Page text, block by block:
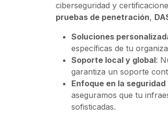
ciberseguridad y
pruebas de penetración,
Soluciones
específicas de tu
Soporte local y global:
garantiza un soporte
Enfoque en la
aseguramos que tu
sofisticadas.